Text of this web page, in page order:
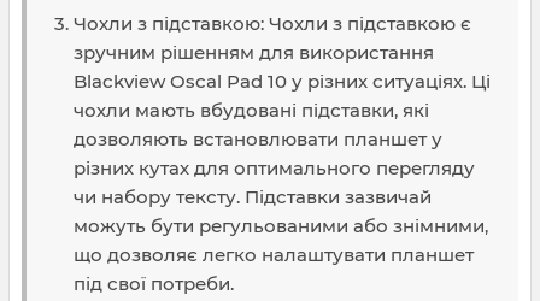
Чохли з підставкою: Чохли з підставкою є
зручним рішенням для використання
Blackview Oscal Pad 10 у різних ситуаціях. Ці
чохли мають вбудовані підставки, які
дозволяють встановлювати планшет у
різних кутах для оптимального перегляду
чи набору тексту. Підставки зазвичай
можуть бути регульованими або знімними,
що дозволяє легко налаштувати планшет
під свої потреби.